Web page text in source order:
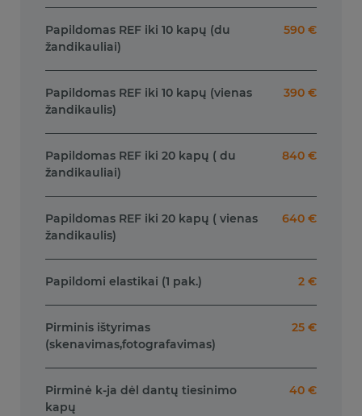
Papildomas REF iki 10 kapų (du
žandikauliai)
590 €
Papildomas REF iki 10 kapų (vienas
žandikaulis)
390 €
Papildomas REF iki 20 kapų ( du
žandikauliai)
840 €
Papildomas REF iki 20 kapų ( vienas
žandikaulis)
640 €
Papildomi elastikai (1 pak.) 2 €
Pirminis ištyrimas
(skenavimas,fotografavimas)
25 €
Pirminė k-ja dėl dantų tiesinimo
kapų
40 €